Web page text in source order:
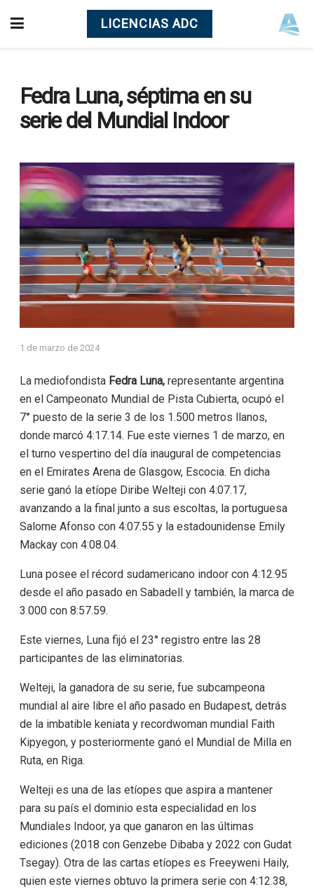
LICENCIAS ADC
Fedra Luna, séptima en su
serie del Mundial Indoor
1 de marzo de 2024
La mediofondista Fedra Luna,representante argentina
en el Campeonato Mundial de Pista Cubierta, ocupó el
7° puesto de la serie 3 de los 1.500 metros llanos,
donde marcó 4:17.14. Fue este viernes 1 de marzo, en
el turno vespertino del día inaugural de competencias
en el Emirates Arena de Glasgow, Escocia. En dicha
serie ganó la etíope Diribe Welteji con 4:07.17,
avanzando a la final junto a sus escoltas, la portuguesa
Salome Afonso con 4:07.55 y la estadounidense Emily
Mackay con 4:08.04.
Luna posee el récord sudamericano indoor con 4:12.95
desde el año pasado en Sabadell y también, la marca de
3.000 con 8:57.59.
Este viernes, Luna fijó el 23° registro entre las 28
participantes de las eliminatorias.
Welteji, la ganadora de su serie, fue subcampeona
mundial al aire libre el año pasado en Budapest, detrás
de la imbatible keniata y recordwoman mundial Faith
Kipyegon, y posteriormente ganó el Mundial de Milla en
Ruta, en Riga.
Welteji es una de las etíopes que aspira a mantener
para su país el dominio esta especialidad en los
Mundiales Indoor, ya que ganaron en las últimas
ediciones (2018 con Genzebe Dibaba y 2022 con Gudat
Tsegay). Otra de las cartas etíopes es Freeyweni Haily,
quien este viernes obtuvo la primera serie con 4:12.38,